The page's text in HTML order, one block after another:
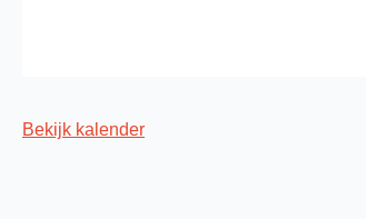
Bekijk kalender